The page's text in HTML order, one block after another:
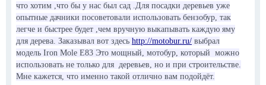
что хотим ,что бы у нас был сад .Для посадки деревьев уже
опытные дачники посоветовали использовать бензобур, так
легче и быстрее будет ,чем вручную выкапывать каждую яму
для дерева. Заказывал вот здесь http://motobur.ru/ выбрал
модель Iron Mole E83 Это мощный, мотобур, который можно
использовать не только для деревьев, но и при строительстве.
Мне кажется, что именно такой отлично вам подойдёт.